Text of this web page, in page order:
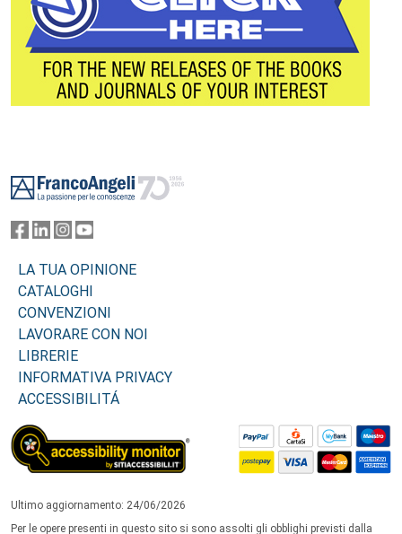
LA TUA OPINIONE
CATALOGHI
CONVENZIONI
LAVORARE CON NOI
LIBRERIE
INFORMATIVA PRIVACY
ACCESSIBILITÁ
Ultimo aggiornamento: 24/06/2026
Per le opere presenti in questo sito si sono assolti gli obblighi previsti dalla